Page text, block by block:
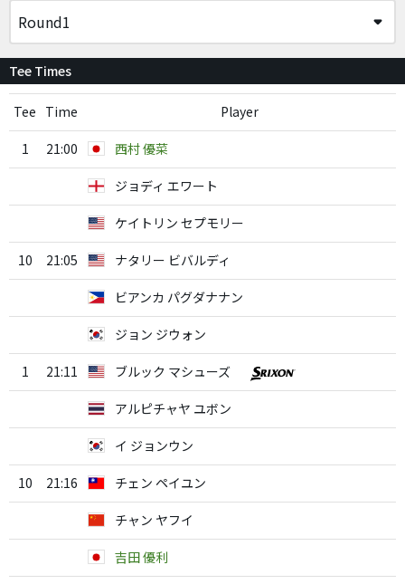
Tee Times
Tee Time Player
1 21:00 西村 優菜
ジョディ エワート
ケイトリン セプモリー
10 21:05 ナタリー ビバルディ
ビアンカ パグダナナン
ジョン ジウォン
1 21:11 ブルック マシューズ
アルピチャヤ ユボン
イ ジョンウン
10 21:16 チェン ペイユン
チャン ヤフイ
吉田 優利